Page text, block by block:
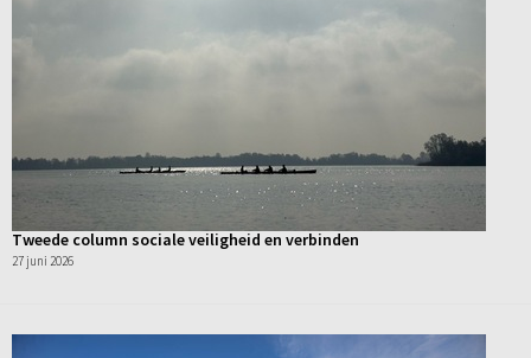
Tweede column sociale veiligheid en verbinden
27 juni 2026